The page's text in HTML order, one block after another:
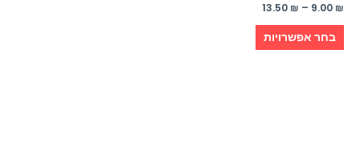
9.00 ₪
–
13.50 ₪
בחר אפשרויות